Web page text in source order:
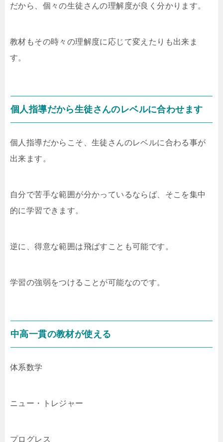
だから、個々の生徒さんの理解度が良く分かります。
教材もその時々の理解度に応じて変えたりも出来ま
す。
個人指導だから生徒さんのレベルに合わせます
個人指導だからこそ、生徒さんのレベルに合わる事が
出来ます。
自分で苦手な範囲が分かっているならば、そこを集中
的に学習できます。
逆に、得意な範囲は飛ばすことも可能です。
学習の強弱をつけることが可能なのです。
中高一貫の教材が使える
体系数学
ニュー・トレジャー
プログレス